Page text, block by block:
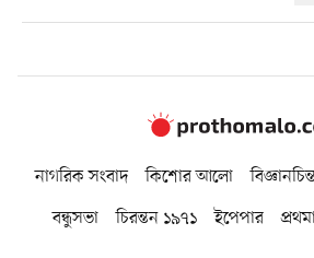
নাগরিক সংবাদ কিশোর আলো
বন্ধুসভা
চিরন্তন ১৯৭১ ইপেপার